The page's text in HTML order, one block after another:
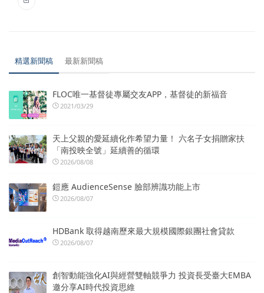
精選新聞稿 最新新聞稿
FLOC唯一基督徒專屬交友APP，基督徒的新福音
2021/03/29
天上父親的愛延續化作希望力量！ 六名子女捐贈家扶
「南投映全號」延續善的循環
2026/08/08
鎧應 AudienceSense 臉部辨識功能上市
2026/08/07
HDBank 取得越南歷來最大規模國際銀團社會貸款
2026/08/07
創智動能強化AI與經營雙軸競爭力 投資長受臺大EMBA
邀分享AI時代投資思維